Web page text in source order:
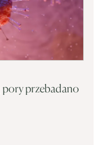
przebadano